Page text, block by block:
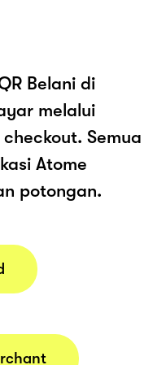
Belani di
melalui
Semua
Atome
potongan.